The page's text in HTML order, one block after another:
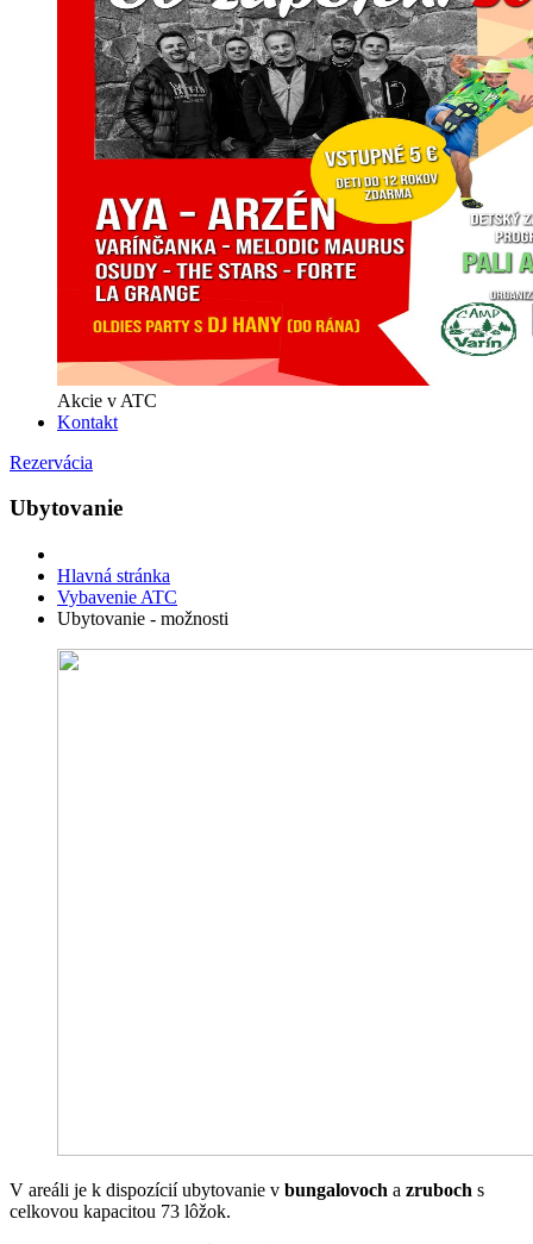
Akcie v ATC
Kontakt
Rezervácia
Ubytovanie
Hlavná stránka
Vybavenie ATC
Ubytovanie - možnosti
V areáli je k dispozícií ubytovanie v bungalovoch a zruboch s
celkovou kapacitou 73 lôžok.